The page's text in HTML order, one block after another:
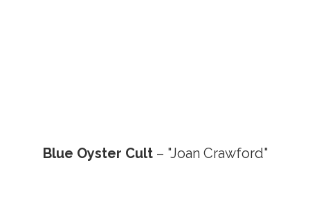
Blue Oyster Cult – "Joan Crawford"